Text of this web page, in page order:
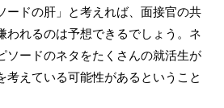
ードの肝」と考えれば、面接官の共
われるのは予想できるでしょう。ネ
ソードのネタをたくさんの就活生が
考えている可能性があるということ